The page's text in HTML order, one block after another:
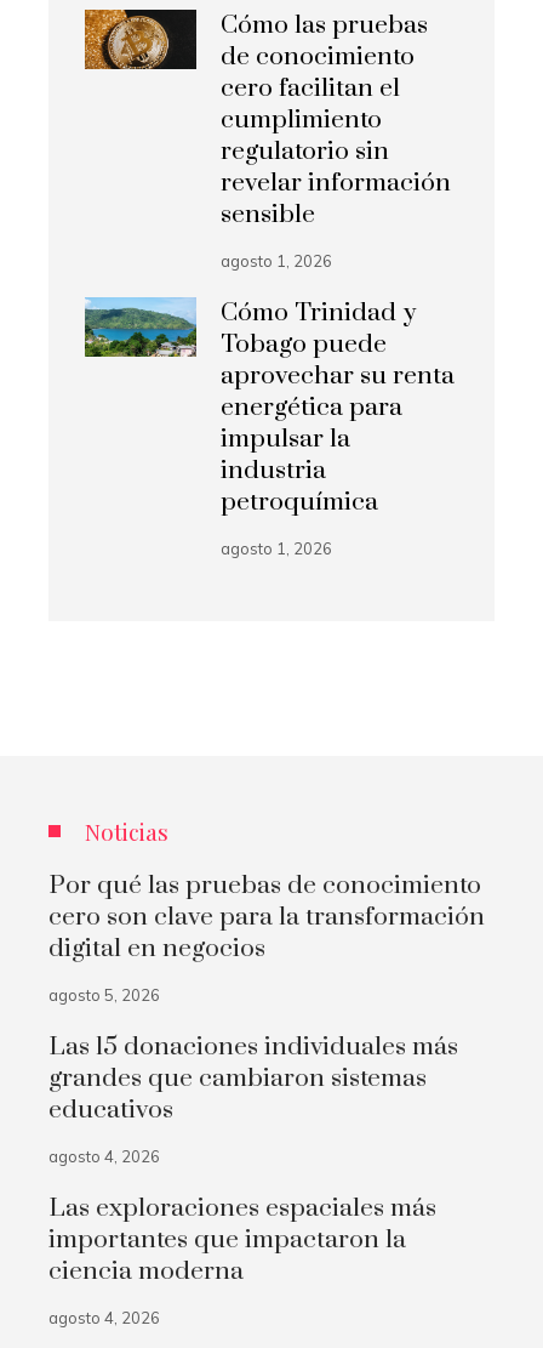
Cómo las pruebas
de conocimiento
cero facilitan el
cumplimiento
regulatorio sin
revelar información
sensible
agosto 1, 2026
Cómo Trinidad y
Tobago puede
aprovechar su renta
energética para
impulsar la
industria
petroquímica
agosto 1, 2026
Noticias
Por qué las pruebas de conocimiento
cero son clave para la transformación
digital en negocios
agosto 5, 2026
Las 15 donaciones individuales más
grandes que cambiaron sistemas
educativos
agosto 4, 2026
Las exploraciones espaciales más
importantes que impactaron la
ciencia moderna
agosto 4, 2026